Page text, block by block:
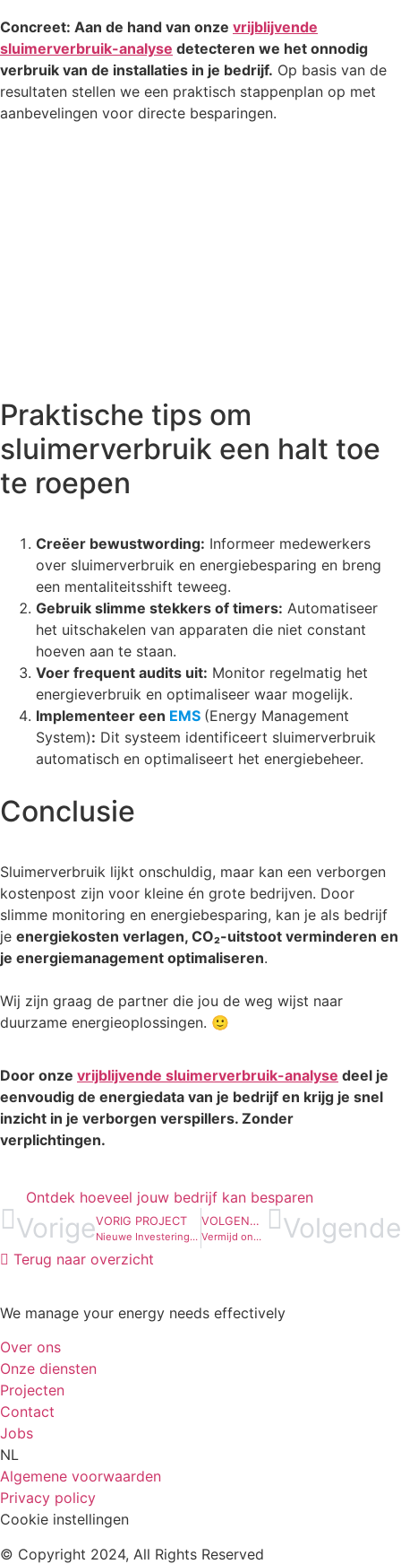
Concreet: Aan de hand van onze vrijblijvende
sluimerverbruik-analyse detecteren we het onnodig
verbruik van de installaties in je bedrijf. Op basis van de
resultaten stellen we een praktisch stappenplan op met
aanbevelingen voor directe besparingen.
Praktische tips om
sluimerverbruik een halt toe
te roepen
Creëer bewustwording: Informeer medewerkers
over sluimerverbruik en energiebesparing en breng
een mentaliteitsshift teweeg.
Gebruik slimme stekkers of timers: Automatiseer
het uitschakelen van apparaten die niet constant
hoeven aan te staan.
Voer frequent audits uit: Monitor regelmatig het
energieverbruik en optimaliseer waar mogelijk.
Implementeer een EMS (Energy Management
System): Dit systeem identificeert sluimerverbruik
automatisch en optimaliseert het energiebeheer.
Conclusie
Sluimerverbruik lijkt onschuldig, maar kan een verborgen
kostenpost zijn voor kleine én grote bedrijven. Door
slimme monitoring en energiebesparing, kan je als bedrijf
je energiekosten verlagen, CO₂-uitstoot verminderen en
je energiemanagement optimaliseren.
Wij zijn graag de partner die jou de weg wijst naar
duurzame energieoplossingen. 🙂
Door onze vrijblijvende sluimerverbruik-analyse deel je
eenvoudig de energiedata van je bedrijf en krijg je snel
inzicht in je verborgen verspillers. Zonder
verplichtingen.
Ontdek hoeveel jouw bedrijf kan besparen
VorigeVORIG PROJECT
Nieuwe Investeringsaftrek per 1 januari 2025
VOLGEND PROJECT
Vermijd onnodige kosten in je bedrijf door negatieve injectieprijzen Volgende
Terug naar overzicht
We manage your energy needs effectively
Over ons
Onze diensten
Projecten
Contact
Jobs
NL
Algemene voorwaarden
Privacy policy
Cookie instellingen
© Copyright 2024, All Rights Reserved